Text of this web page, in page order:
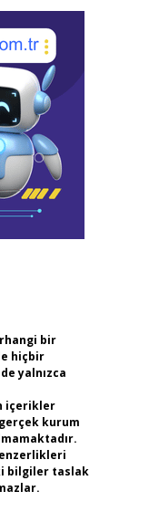
bir
hiçbir
yalnızca
içerikler
kurum
bilgiler taslak